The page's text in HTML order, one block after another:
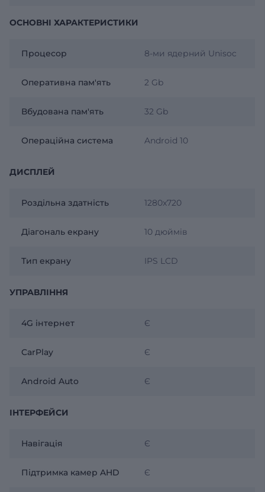
ОСНОВНІ ХАРАКТЕРИСТИКИ
Процесор 8-ми ядерний Unisoc
Оперативна пам'ять 2 Gb
Вбудована пам'ять 32 Gb
Операційна система Android 10
ДИСПЛЕЙ
Роздільна здатність 1280x720
Діагональ екрану 10 дюймів
Тип екрану IPS LCD
УПРАВЛІННЯ
4G інтернет Є
CarPlay Є
Android Auto Є
ІНТЕРФЕЙСИ
Навігація Є
Підтримка камер AHD Є